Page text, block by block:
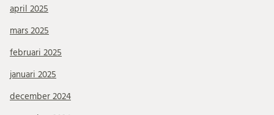
april 2025
mars 2025
februari 2025
januari 2025
december 2024